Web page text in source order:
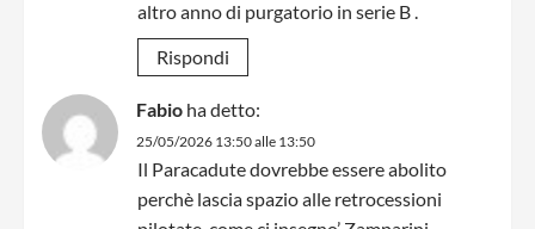
altro anno di purgatorio in serie B .
Rispondi
Fabio ha detto:
25/05/2026 13:50 alle 13:50
Il Paracadute dovrebbe essere abolito
perchè lascia spazio alle retrocessioni